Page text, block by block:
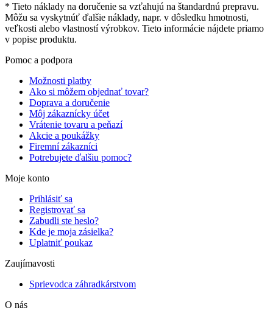
* Tieto náklady na doručenie sa vzťahujú na štandardnú prepravu.
Môžu sa vyskytnúť ďalšie náklady, napr. v dôsledku hmotnosti,
veľkosti alebo vlastností výrobkov. Tieto informácie nájdete priamo
v popise produktu.
Pomoc a podpora
Možnosti platby
Ako si môžem objednať tovar?
Doprava a doručenie
Môj zákaznícky účet
Vrátenie tovaru a peňazí
Akcie a poukážky
Firemní zákazníci
Potrebujete ďalšiu pomoc?
Moje konto
Prihlásiť sa
Registrovať sa
Zabudli ste heslo?
Kde je moja zásielka?
Uplatniť poukaz
Zaujímavosti
Sprievodca záhradkárstvom
O nás